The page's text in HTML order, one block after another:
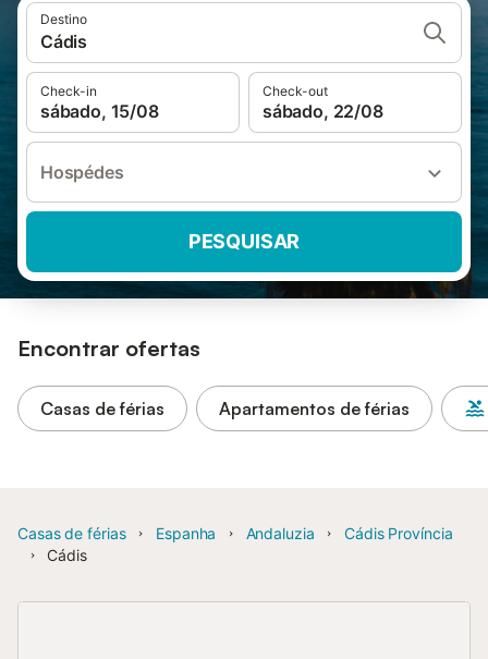
Destino
Cádis
Check-in
sábado, 15/08
Check-out
sábado, 22/08
Hospédes
PESQUISAR
Encontrar ofertas
Casas de férias Apartamentos de férias
Casas de férias Espanha Andaluzia
Cádis Província
Cádis